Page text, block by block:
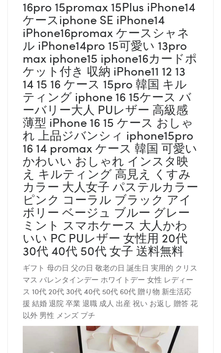
16pro 15promax 15Plus iPhone14
ケースiphone SE iPhone14
iPhone16promax ケースシャネ
ル iPhone14pro 15可愛い 13pro
max iphone15 iphone16カードポ
ケット付き 収納 iPhone11 12 13
14 15 16 ケース 15pro 韓国 キル
ティング iphone 16 15ケース バ
ーバリー大人 PUレザー 高級感
薄型 iPhone 16 15 ケース おしゃ
れ 上品ジバンシィ iphone15pro
16 14 promax ケース 韓国 可愛い
かわいい おしゃれ インスタ映
え キルティング 高見え くすみ
カラー 大人女子 パステルカラー
ピンク コーラル ブラック アイ
ボリー ベージュ ブルー グレー
ミント スマホケース 大人かわ
いい PC PUレザー 女性用 20代
30代 40代 50代 女子 送料無料
ギフト 母の日 父の日 敬老の日 誕生日 実用的 クリス
マス バレンタインデー ホワイトデー 女性 レディー
ス 10代 20代 30代 40代 50代 60代 贈り物 新生活応
援 結婚 退院 卒業 退職 成人 出産 祝い お返し 贈答 花
以外 男性 メンズ プチ